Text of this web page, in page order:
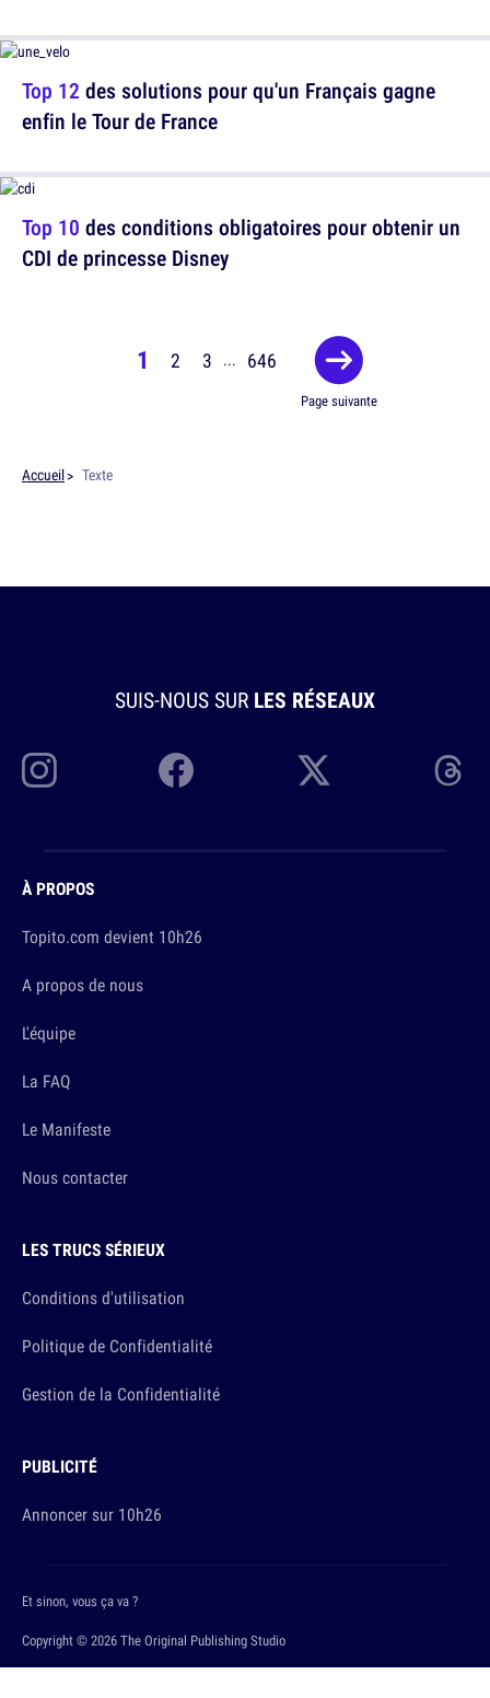
Top 10 des conditions obligatoires pour obtenir un
CDI de princesse Disney
Top 12 des solutions pour qu'un Français gagne
enfin le Tour de France
1 2 3 ... 646
Page suivante
Accueil Texte
SUIS-NOUS SUR LES RÉSEAUX
À PROPOS
Topito.com devient 10h26
A propos de nous
L'équipe
La FAQ
Le Manifeste
Nous contacter
LES TRUCS SÉRIEUX
Conditions d'utilisation
Politique de Confidentialité
Gestion de la Confidentialité
PUBLICITÉ
Annoncer sur 10h26
Copyright © 2026 The Original Publishing Studio
Et sinon, vous ça va ?